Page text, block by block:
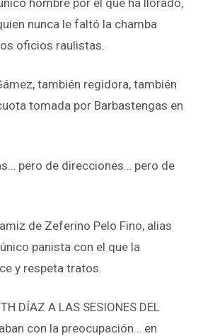
nunca le faltó la chamba
oficios raulistas.
también regidora, también
tomada por Barbastengas en
pero de direcciones… pero de
de Zeferino Pelo Fino, alias
panista con el que la
y respeta tratos.
DÍAZ A LAS SESIONES DEL
con la preocupación… en